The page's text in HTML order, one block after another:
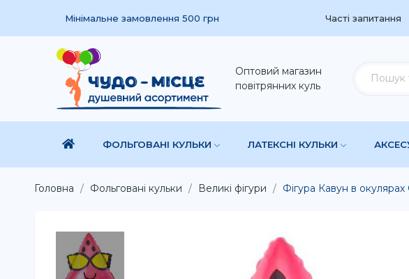
Мінімальне замовлення 500 грн Часті запитання
Оптовий магазин
повітрянних куль
ФОЛЬГОВАНІ КУЛЬКИ ЛАТЕКСНІ КУЛЬКИ
Головна Фольговані кульки Великі фігури Фігура Кавун в окулярах